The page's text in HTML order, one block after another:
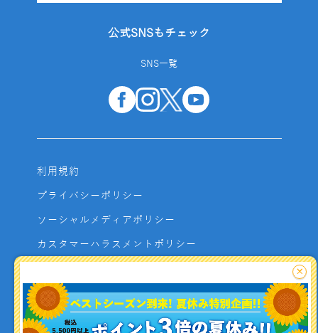
公式SNSもチェック
SNS一覧
利用規約
プライバシーポリシー
ソーシャルメディアポリシー
カスタマーハラスメントポリシー
よくあるご質問
お問い合わせ
×